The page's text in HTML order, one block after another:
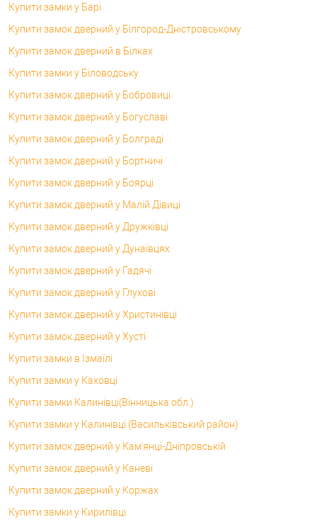
Купити замки у Барі
Купити замок дверний у Білгород-Дністровському
Купити замок дверний в Білках
Купити замки у Біловодську
Купити замок дверний у Бобровиці
Купити замок дверний у Богуславі
Купити замок дверний у Болграді
Купити замок дверний у Бортничі
Купити замок дверний у Боярці
Купити замок дверний у Малій Дівиці
Купити замок дверний у Дружківці
Купити замок дверний у Дунаївцях
Купити замок дверний у Гадячі
Купити замок дверний у Глухові
Купити замок дверний у Христинівці
Купити замок дверний у Хусті
Купити замки в Ізмаїлі
Купити замки у Каховці
Купити замки Калинівці(Вінницька обл.)
Купити замки у Калинівці (Васильківський район)
Купити замок дверний у Кам'янці-Дніпровській
Купити замок дверний у Каневі
Купити замок дверний у Коржах
Купити замки у Кирилівці